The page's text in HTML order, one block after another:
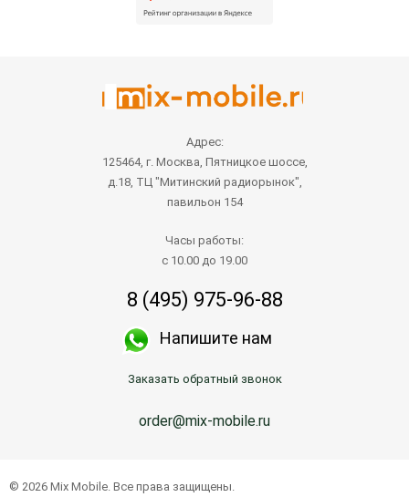
Адрес:
125464, г. Москва, Пятницкое шоссе,
д.18, ТЦ "Митинский радиорынок",
павильон 154
Часы работы:
с 10.00 до 19.00
8 (495) 975-96-88
Напишите нам
Заказать обратный звонок
order@mix-mobile.ru
© 2026 Mix Mobile. Все права защищены.